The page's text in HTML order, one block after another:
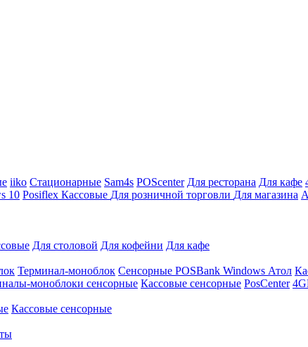
iiko Стационарные Sam4s POScenter Для ресторана Для кафе
10 Posiflex Кассовые Для розничной торговли Для магазина
Для столовой Для кофейни Для кафе
Терминал-моноблок Сенсорные POSBank Windows Атол
моноблоки сенсорные Кассовые сенсорные PosCenter
Кассовые сенсорные